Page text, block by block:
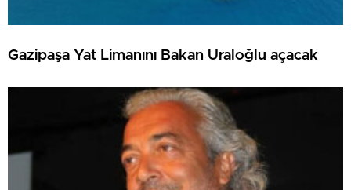
Gazipaşa Yat Limanını Bakan Uraloğlu açacak